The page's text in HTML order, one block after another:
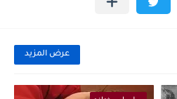
عرض المزيد